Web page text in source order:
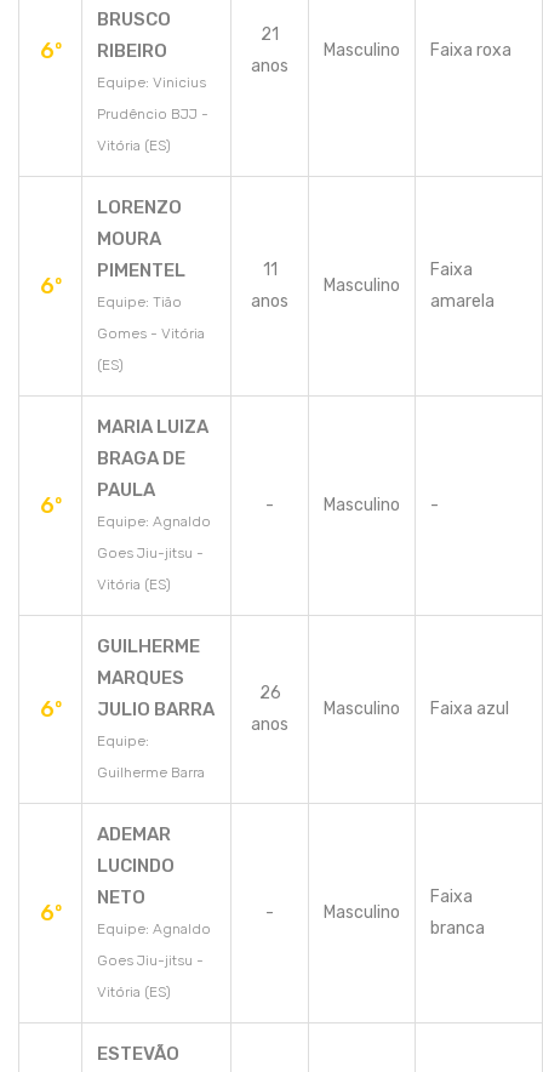
6º
BRUSCO
RIBEIRO
Equipe: Vinicius
Prudêncio BJJ -
Vitória (ES)
21
anos
Masculino Faixa roxa
6º
LORENZO
MOURA
PIMENTEL
Equipe: Tião
Gomes - Vitória
(ES)
11
anos
Masculino
Faixa
amarela
6º
MARIA LUIZA
BRAGA DE
PAULA
Equipe: Agnaldo
Goes Jiu-jitsu -
Vitória (ES)
- Masculino -
6º
GUILHERME
MARQUES
JULIO BARRA
Equipe:
Guilherme Barra
26
anos
Masculino Faixa azul
6º
ADEMAR
LUCINDO
NETO
Equipe: Agnaldo
Goes Jiu-jitsu -
Vitória (ES)
- Masculino
Faixa
branca
ESTEVÃO